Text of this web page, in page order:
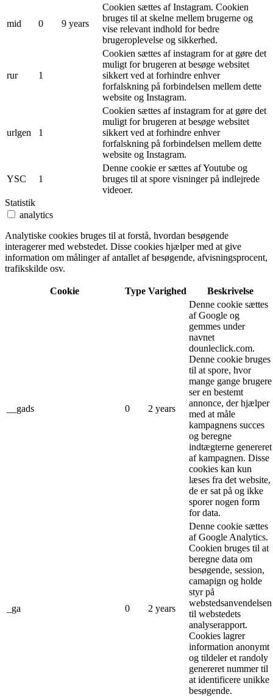
mid 0 9 years
Cookien sættes af Instagram. Cookien
bruges til at skelne mellem brugerne og
vise relevant indhold for bedre
brugeroplevelse og sikkerhed.
rur 1
Cookien sættes af instagram for at gøre det
muligt for brugeren at besøge websitet
sikkert ved at forhindre enhver
forfalskning på forbindelsen mellem dette
website og Instagram.
urlgen 1
Cookien sættes af instagram for at gøre det
muligt for brugeren at besøge websitet
sikkert ved at forhindre enhver
forfalskning på forbindelsen mellem dette
website og Instagram.
YSC 1
Denne cookie er sættes af Youtube og
bruges til at spore visninger på indlejrede
videoer.
Statistik
analytics
Analytiske cookies bruges til at forstå, hvordan besøgende
interagerer med webstedet. Disse cookies hjælper med at give
information om målinger af antallet af besøgende, afvisningsprocent,
trafikskilde osv.
Cookie Type Varighed Beskrivelse
__gads 0 2 years
Denne cookie sættes
af Google og
gemmes under
navnet
dounleclick.com.
Denne cookie bruges
til at spore, hvor
mange gange brugere
ser en bestemt
annonce, der hjælper
med at måle
kampagnens succes
og beregne
indtægterne genereret
af kampagnen. Disse
cookies kan kun
læses fra det website,
de er sat på og ikke
sporer nogen form
for data.
_ga 0 2 years
Denne cookie sættes
af Google Analytics.
Cookien bruges til at
beregne data om
besøgende, session,
camapign og holde
styr på
webstedsanvendelsen
til webstedets
analyserapport.
Cookies lagrer
information anonymt
og tildeler et randoly
genereret nummer til
at identificere unikke
besøgende.